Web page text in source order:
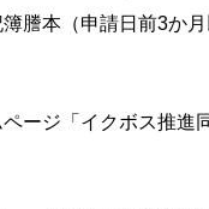
謄本（申請日前3か
ージ「イクボス推進